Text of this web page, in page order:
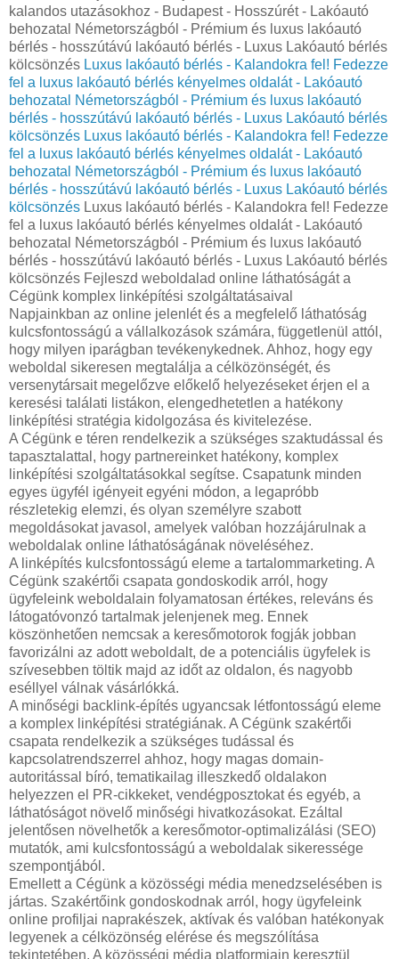
kalandos utazásokhoz - Budapest - Hosszúrét - Lakóautó
behozatal Németországból - Prémium és luxus lakóautó
bérlés - hosszútávú lakóautó bérlés - Luxus Lakóautó bérlés
kölcsönzés Luxus lakóautó bérlés - Kalandokra fel! Fedezze
fel a luxus lakóautó bérlés kényelmes oldalát - Lakóautó
behozatal Németországból - Prémium és luxus lakóautó
bérlés - hosszútávú lakóautó bérlés - Luxus Lakóautó bérlés
kölcsönzés Luxus lakóautó bérlés - Kalandokra fel! Fedezze
fel a luxus lakóautó bérlés kényelmes oldalát - Lakóautó
behozatal Németországból - Prémium és luxus lakóautó
bérlés - hosszútávú lakóautó bérlés - Luxus Lakóautó bérlés
kölcsönzés Luxus lakóautó bérlés - Kalandokra fel! Fedezze
fel a luxus lakóautó bérlés kényelmes oldalát - Lakóautó
behozatal Németországból - Prémium és luxus lakóautó
bérlés - hosszútávú lakóautó bérlés - Luxus Lakóautó bérlés
kölcsönzés Fejleszd weboldalad online láthatóságát a
Cégünk komplex linképítési szolgáltatásaival
Napjainkban az online jelenlét és a megfelelő láthatóság
kulcsfontosságú a vállalkozások számára, függetlenül attól,
hogy milyen iparágban tevékenykednek. Ahhoz, hogy egy
weboldal sikeresen megtalálja a célközönségét, és
versenytársait megelőzve előkelő helyezéseket érjen el a
keresési találati listákon, elengedhetetlen a hatékony
linképítési stratégia kidolgozása és kivitelezése.
A Cégünk e téren rendelkezik a szükséges szaktudással és
tapasztalattal, hogy partnereinket hatékony, komplex
linképítési szolgáltatásokkal segítse. Csapatunk minden
egyes ügyfél igényeit egyéni módon, a legapróbb
részletekig elemzi, és olyan személyre szabott
megoldásokat javasol, amelyek valóban hozzájárulnak a
weboldalak online láthatóságának növeléséhez.
A linképítés kulcsfontosságú eleme a tartalommarketing. A
Cégünk szakértői csapata gondoskodik arról, hogy
ügyfeleink weboldalain folyamatosan értékes, releváns és
látogatóvonzó tartalmak jelenjenek meg. Ennek
köszönhetően nemcsak a keresőmotorok fogják jobban
favorizálni az adott weboldalt, de a potenciális ügyfelek is
szívesebben töltik majd az időt az oldalon, és nagyobb
eséllyel válnak vásárlókká.
A minőségi backlink-építés ugyancsak létfontosságú eleme
a komplex linképítési stratégiának. A Cégünk szakértői
csapata rendelkezik a szükséges tudással és
kapcsolatrendszerrel ahhoz, hogy magas domain-
autoritással bíró, tematikailag illeszkedő oldalakon
helyezzen el PR-cikkeket, vendégposztokat és egyéb, a
láthatóságot növelő minőségi hivatkozásokat. Ezáltal
jelentősen növelhetők a keresőmotor-optimalizálási (SEO)
mutatók, ami kulcsfontosságú a weboldalak sikeressége
szempontjából.
Emellett a Cégünk a közösségi média menedzselésében is
jártas. Szakértőink gondoskodnak arról, hogy ügyfeleink
online profiljai naprakészek, aktívak és valóban hatékonyak
legyenek a célközönség elérése és megszólítása
tekintetében. A közösségi média platformjain keresztül